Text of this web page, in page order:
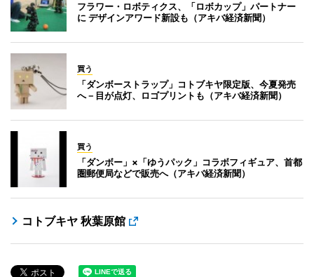
フラワー・ロボティクス、「ロボカップ」パートナー
に デザインアワード新設も（アキバ経済新聞）
買う
「ダンボーストラップ」コトブキヤ限定版、今夏発売
へ－目が点灯、ロゴプリントも（アキバ経済新聞）
買う
「ダンボー」×「ゆうパック」コラボフィギュア、首都
圏郵便局などで販売へ（アキバ経済新聞）
コトブキヤ 秋葉原館